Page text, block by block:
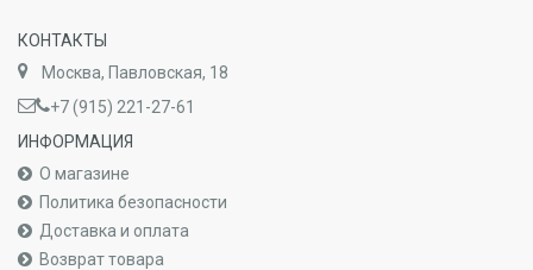
КОНТАКТЫ
Москва, Павловская, 18
+7 (915) 221-27-61
ИНФОРМАЦИЯ
О магазине
Политика безопасности
Доставка и оплата
Возврат товара